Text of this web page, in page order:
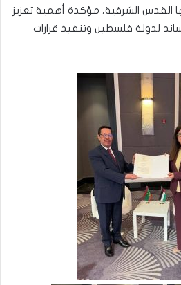
القدس الشرقية، مؤكدة أهمية تعزيز
لدولة فلسطين وتنفيذ قرارات